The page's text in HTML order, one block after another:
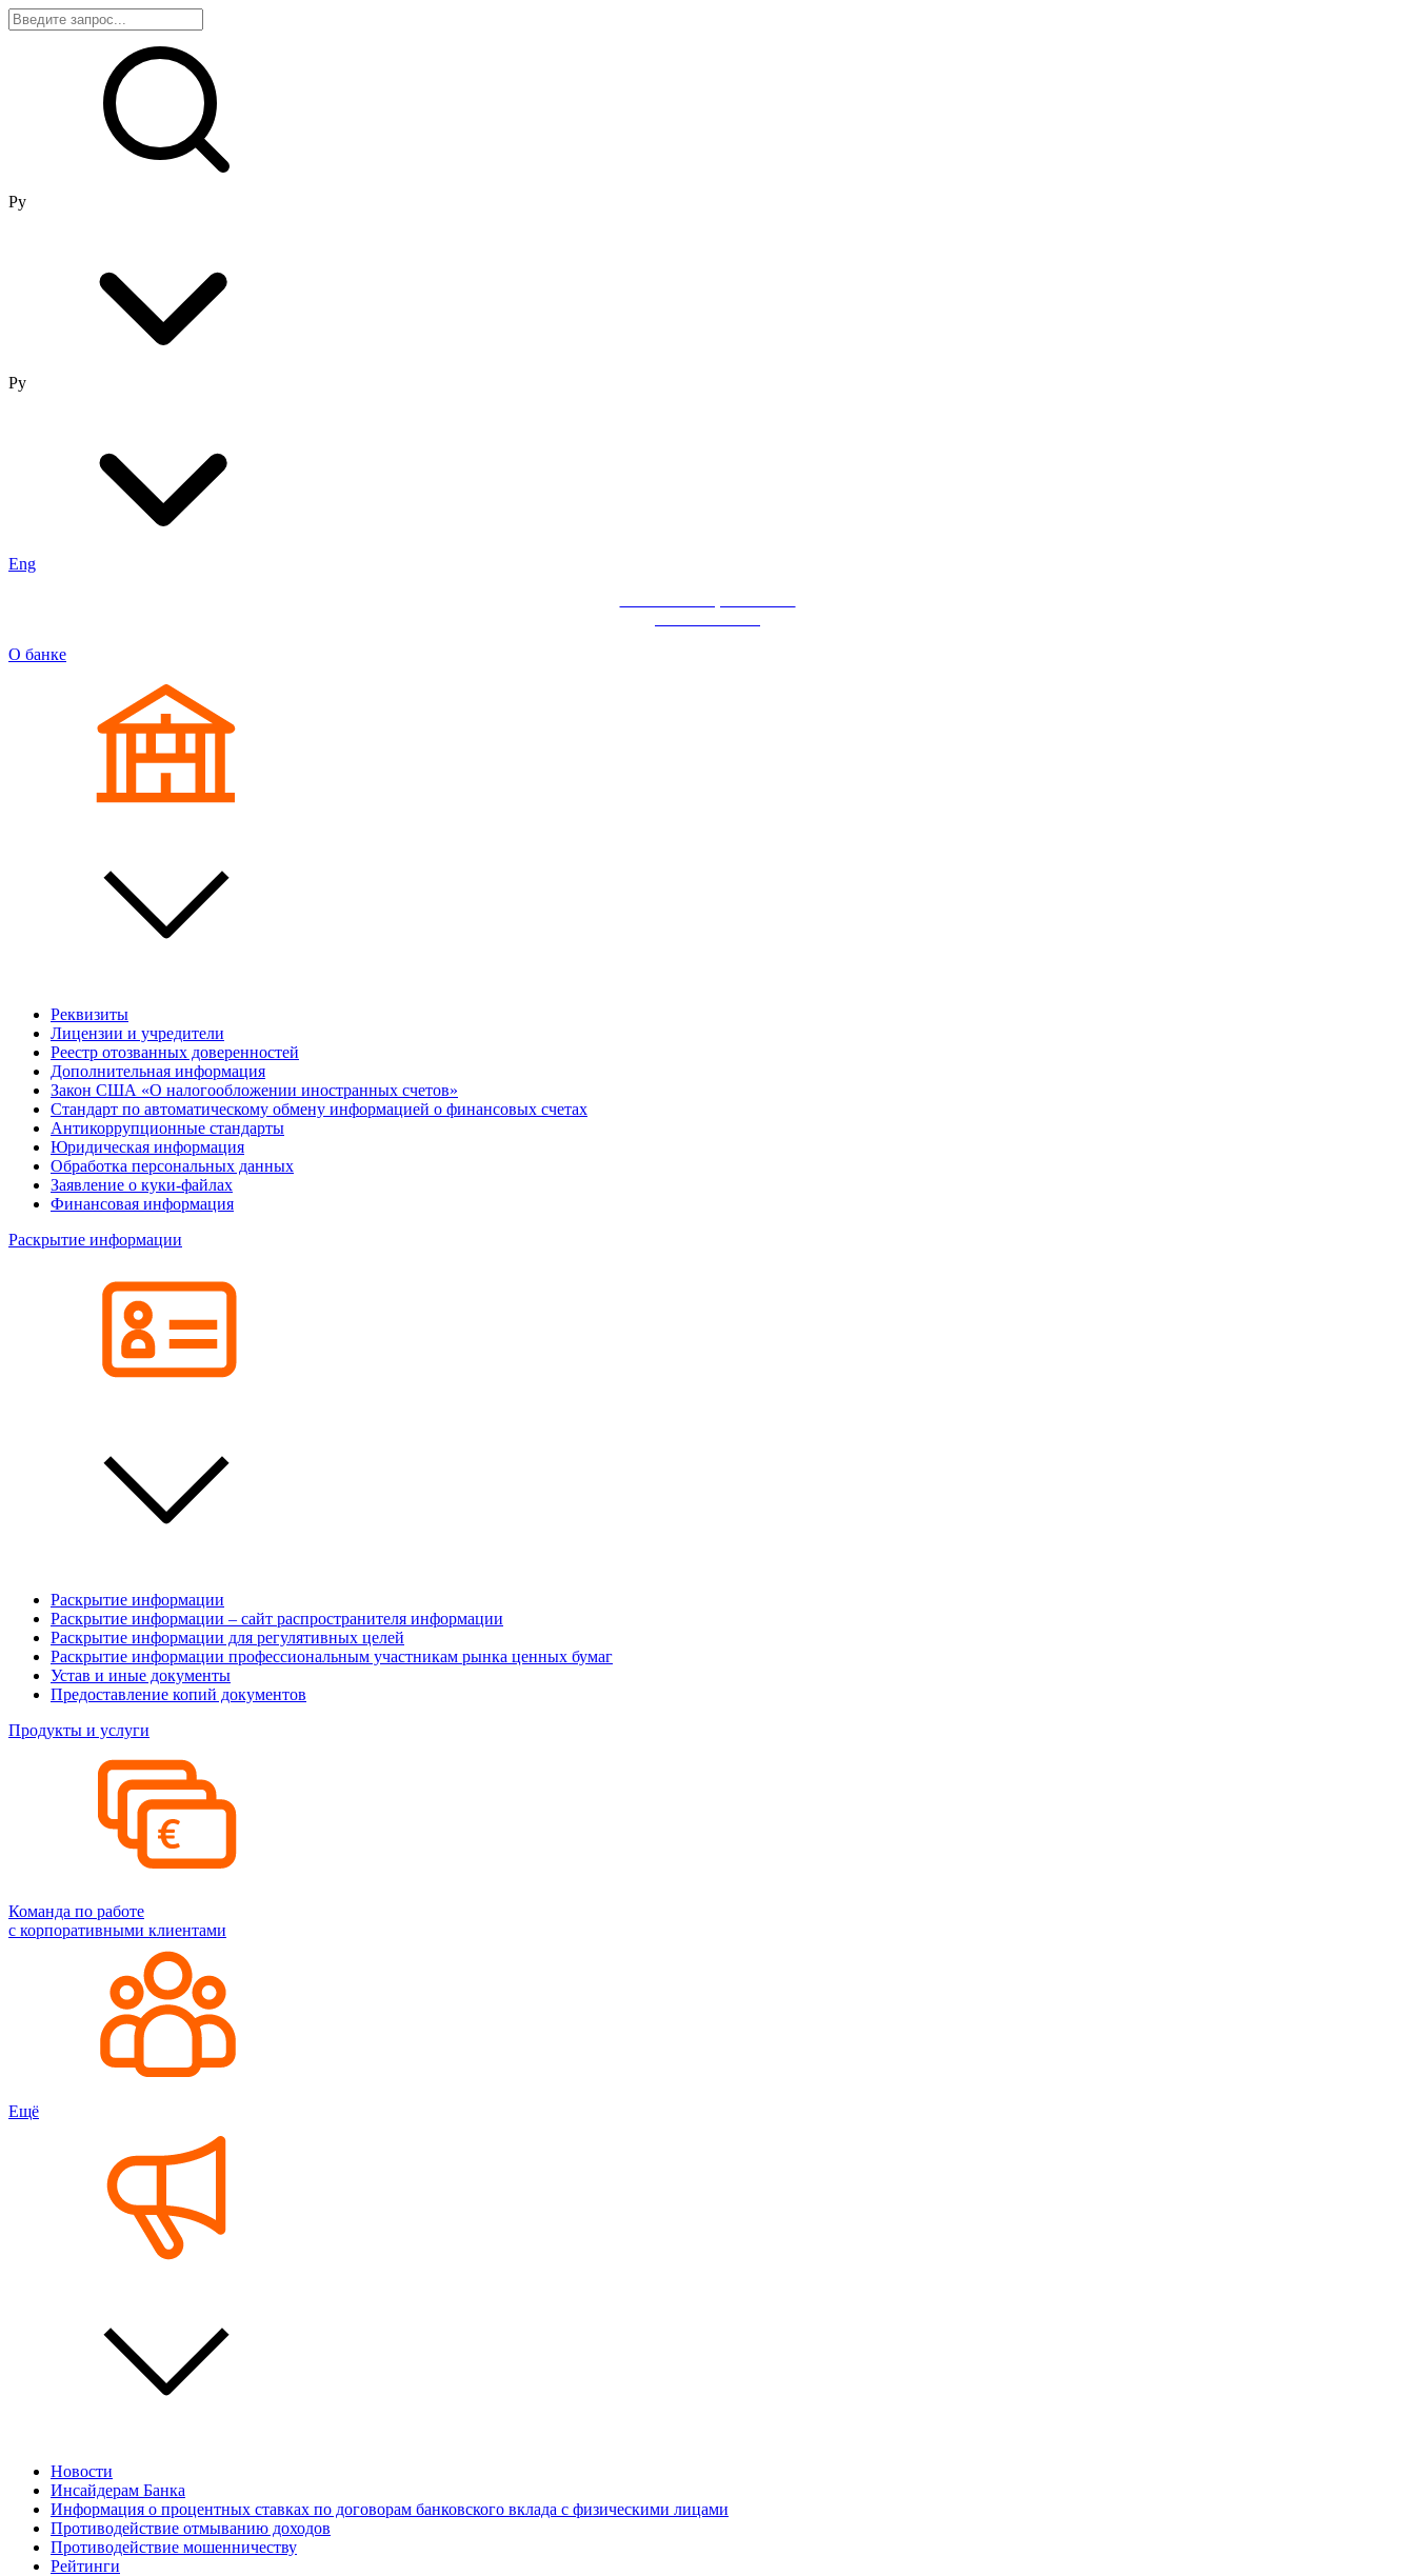
Ру
Ру
Eng
О банке
Реквизиты
Лицензии и учредители
Реестр отозванных доверенностей
Дополнительная информация
Закон США «О налогообложении иностранных счетов»
Стандарт по автоматическому обмену информацией о финансовых счетах
Антикоррупционные стандарты
Юридическая информация
Обработка персональных данных
Заявление о куки-файлах
Финансовая информация
Раскрытие информации
Раскрытие информации
Раскрытие информации – сайт распространителя информации
Раскрытие информации для регулятивных целей
Раскрытие информации профессиональным участникам рынка ценных бумаг
Устав и иные документы
Предоставление копий документов
Продукты и услуги
Команда по работе
с корпоративными клиентами
Ещё
Новости
Инсайдерам Банка
Информация о процентных ставках по договорам банковского вклада с физическими лицами
Противодействие отмыванию доходов
Противодействие мошенничеству
Рейтинги